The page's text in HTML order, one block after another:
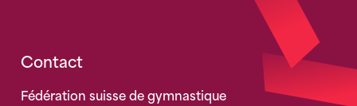
Fusszeile
Contact
Fédération suisse de gymnastique